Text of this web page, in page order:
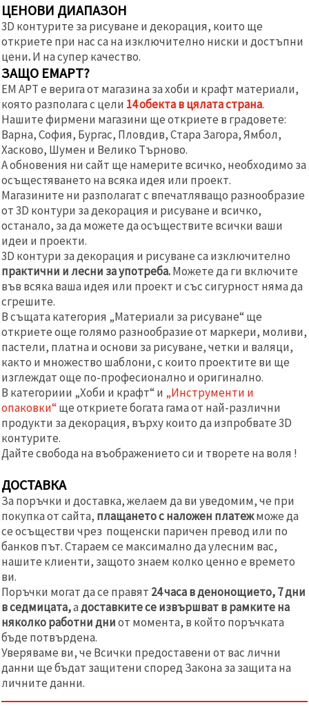
ЦЕНОВИ ДИАПАЗОН
3D контурите за рисуване и декорация, които ще
откриете при нас са на изключително ниски и достъпни
цени.И на супер качество.
ЗАЩО ЕМАРТ?
ЕМ АРТ е верига от магазина за хоби и крафт материали,
която разполага с цели 14 обекта в цялата страна.
Нашите фирмени магазини ще откриете в градовете:
Варна, София, Бургас, Пловдив, Стара Загора, Ямбол,
Хасково, Шумен и Велико Търново.
А обновения ни сайт ще намерите всичко, необходимо за
осъщестяването на всяка идея или проект.
Магазините ни разполагат с впечатляващо разнообразие
от 3D контури за декорация и рисуване и всичко,
останало, за да можете да осъществите всички ваши
идеи и проекти.
3D контури за декорация и рисуване са изключително
практични и лесни за употреба.Можете да ги включите
във всяка ваша идея или проект и със сигурност няма да
сгрешите.
В същата категория „Материали за рисуване“ ще
откриете още голямо разнообразие от маркери, моливи,
пастели, платна и основи за рисуване, четки и валяци,
както и множество шаблони, с които проектите ви ще
изглеждат още по-професионално и оригинално.
В категориии „Хоби и крафт“ и „Инструменти и
опаковки“ще откриете богата гама от най-различни
продукти за декорация, върху които да изпробвате 3D
контурите.
Дайте свобода на въображението си и творете на воля !
ДОСТАВКА
За поръчки и доставка, желаем да ви уведомим, че при
покупка от сайта, плащането с наложен платежможе да
се осъществи чрез пощенски паричен превод или по
банков път. Стараем се максимално да улесним вас,
нашите клиенти, защото знаем колко ценно е времето
ви.
Поръчки могат да се правят 24 часа в денонощието, 7 дни
в седмицата,адоставките се извършват в рамките на
няколко работни дниот момента, в който поръчката
бъде потвърдена.
Уверяваме ви, че Всички предоставени от вас лични
данни ще бъдат защитени според Закона за защита на
личните данни.